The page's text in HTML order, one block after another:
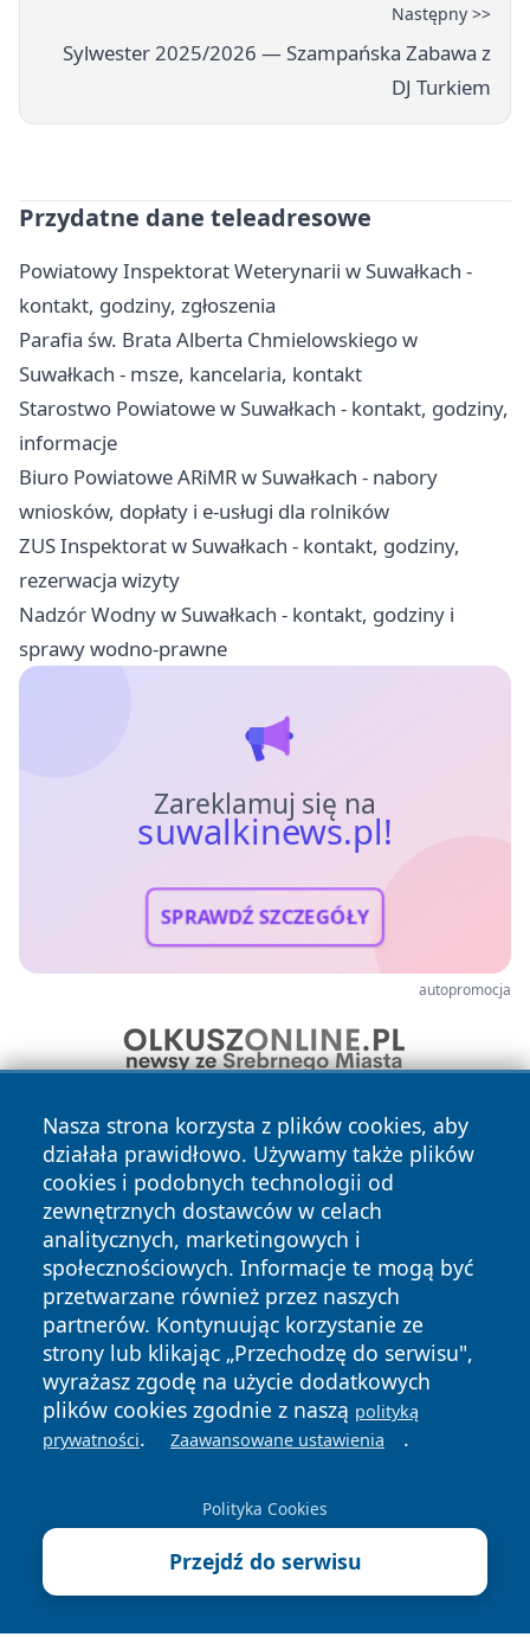
Następny >>
Sylwester 2025/2026 — Szampańska Zabawa z
DJ Turkiem
Przydatne dane teleadresowe
Powiatowy Inspektorat Weterynarii w Suwałkach -
kontakt, godziny, zgłoszenia
Parafia św. Brata Alberta Chmielowskiego w
Suwałkach - msze, kancelaria, kontakt
Starostwo Powiatowe w Suwałkach - kontakt, godziny,
informacje
Biuro Powiatowe ARiMR w Suwałkach - nabory
wniosków, dopłaty i e-usługi dla rolników
ZUS Inspektorat w Suwałkach - kontakt, godziny,
rezerwacja wizyty
Nadzór Wodny w Suwałkach - kontakt, godziny i
sprawy wodno-prawne
Zareklamuj się na
suwalkinews.pl!
SPRAWDŹ SZCZEGÓŁY
autopromocja
Nasza strona korzysta z plików cookies, aby
działała prawidłowo. Używamy także plików
cookies i podobnych technologii od
zewnętrznych dostawców w celach
analitycznych, marketingowych i
społecznościowych. Informacje te mogą być
przetwarzane również przez naszych
partnerów. Kontynuując korzystanie ze
strony lub klikając „Przechodzę do serwisu",
wyrażasz zgodę na użycie dodatkowych
plików cookies zgodnie z naszą polityką
prywatności. Zaawansowane ustawienia .
Polityka Cookies
Przejdź do serwisu
Copyright © 2026 suwalkinews.pl Wszystkie prawa
zastrzeżone.
News Autorzy
Polityka
Prywatności
Polityka
Cookies